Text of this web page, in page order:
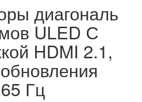
диагональ
ULED С
HDMI 2.1,
Гц